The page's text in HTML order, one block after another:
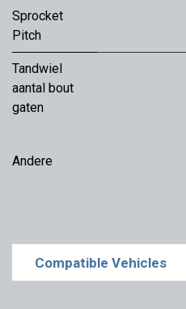
Sprocket
Pitch
Tandwiel
aantal bout
gaten
Andere
Compatible Vehicles